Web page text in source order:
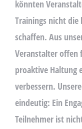
könnten
Trainings nicht die
schaffen. Aus
Veranstalter offen
proaktive Haltung
verbessern.
eindeutig: Ein
Teilnehmer ist